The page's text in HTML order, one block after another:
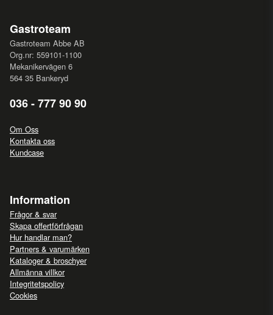
Gastroteam
Gastroteam Abbe AB
Org.nr: 559101-1100
Mekanikervägen 6
564 35 Bankeryd
036 - 777 90 90
Om Oss
Kontakta oss
Kundcase
Information
Frågor & svar
Skapa offertförfrågan
Hur handlar man?
Partners & varumärken
Kataloger & broschyer
Allmänna villkor
Integritetspolicy
Cookies